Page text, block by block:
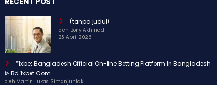
RECENT POST
(tanpa judul)
oleh Bony Akhmadi
23 April 2026
“1xbet Bangladesh Official On-line Betting Platform In Bangladesh
ᐉ Bd 1xbet Com